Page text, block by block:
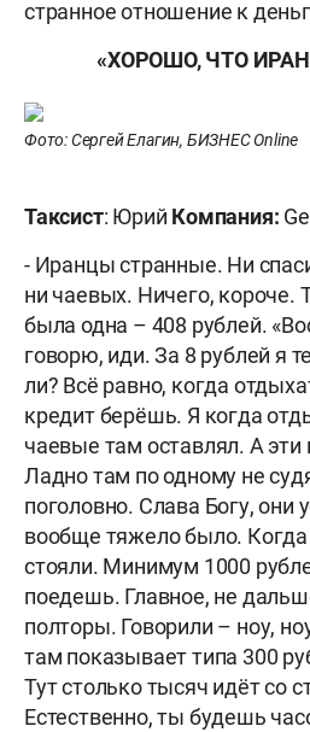
странное отношение к
«ХОРОШО, ЧТО
Фото: Сергей Елагин, БИЗНЕС Online
Таксист: Юрий Компания:
- Иранцы странные. Ни
ни чаевых. Ничего, короче.
была одна – 408 рублей.
говорю, иди. За 8 рублей я
ли? Всё равно, когда
кредит берёшь. Я когда
чаевые там оставлял. А
Ладно там по одному не
поголовно. Слава Богу, они
вообще тяжело было.
стояли. Минимум 1000
поедешь. Главное, не
полторы. Говорили – ноу,
там показывает типа 300
Тут столько тысяч идёт со
Естественно, ты будешь